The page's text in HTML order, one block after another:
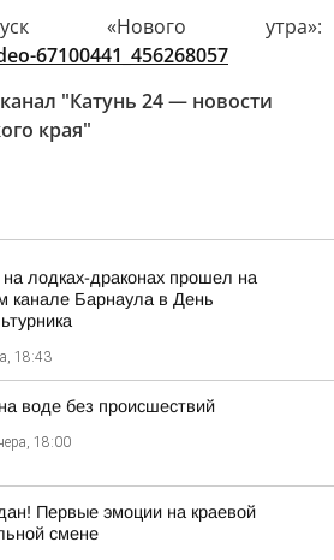
«Нового утра»:
67100441_456268057
"Катунь 24 — новости
края"
на лодках-драконах прошел на
канале Барнаула в День
18:43
воде без происшествий
18:00
Первые эмоции на краевой
смене